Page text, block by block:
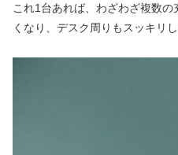
これ1台あれば、わざわざ複数
くなり、デスク周りもスッキリし